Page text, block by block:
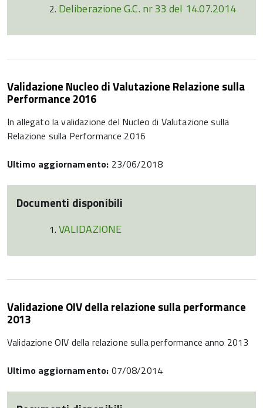
Deliberazione G.C. nr 33 del 14.07.2014
Validazione Nucleo di Valutazione Relazione sulla
Performance 2016
In allegato la validazione del Nucleo di Valutazione sulla
Relazione sulla Performance 2016
Ultimo aggiornamento: 23/06/2018
Documenti disponibili
VALIDAZIONE
Validazione OIV della relazione sulla performance
2013
Validazione OIV della relazione sulla performance anno 2013
Ultimo aggiornamento: 07/08/2014